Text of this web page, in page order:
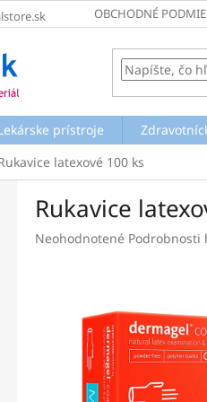
OBCHODNÉ
prístroje
latexové 100 ks
Rukavice
Priemerné
hviezdičiek.
Neohodnotené Podrobnosti